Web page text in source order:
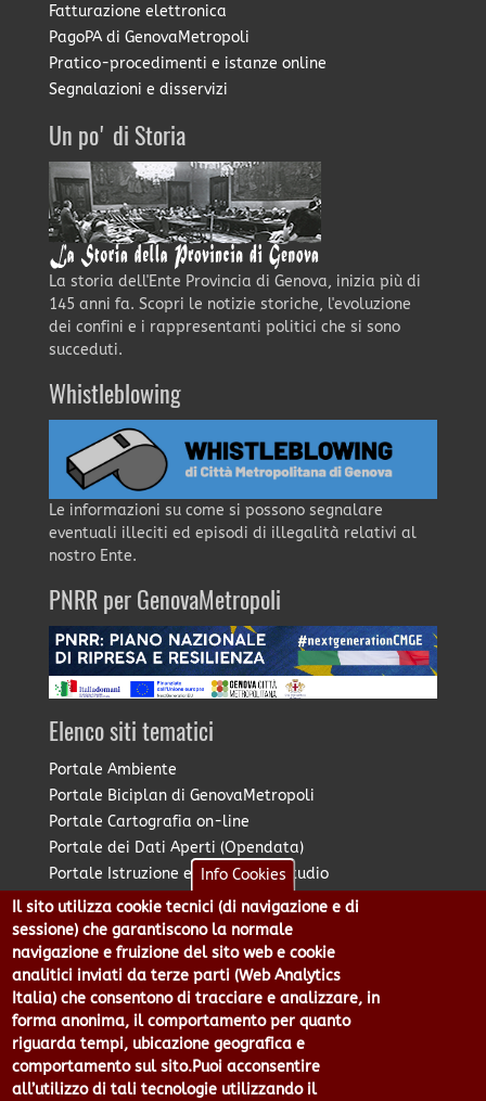
Fatturazione elettronica
PagoPA di GenovaMetropoli
Pratico-procedimenti e istanze online
Segnalazioni e disservizi
Un po' di Storia
La storia dell'Ente Provincia di Genova, inizia più di
145 anni fa. Scopri le notizie storiche, l'evoluzione
dei confini e i rappresentanti politici che si sono
succeduti.
Whistleblowing
Le informazioni su come si possono segnalare
eventuali illeciti ed episodi di illegalità relativi al
nostro Ente.
PNRR per GenovaMetropoli
Elenco siti tematici
Portale Ambiente
Portale Biciplan di GenovaMetropoli
Portale Cartografia on-line
Portale dei Dati Aperti (Opendata)
Portale Istruzione e Diritto allo Studio
Portale Marketing Territoriale
Portale Piano Strategico Metropolitano
Portale PUMS di GenovaMetropoli
Portale Stazione Unica Appaltante
Pratico: procedimenti e istanze online
Città Metropolitana di Genova - Piazzale Mazzini 2 -16122 -
Info Cookies
Il sito utilizza cookie tecnici (di navigazione e di
sessione) che garantiscono la normale
navigazione e fruizione del sito web e cookie
analitici inviati da terze parti (Web Analytics
Italia) che consentono di tracciare e analizzare, in
forma anonima, il comportamento per quanto
riguarda tempi, ubicazione geografica e
comportamento sul sito.Puoi acconsentire
all’utilizzo di tali tecnologie utilizzando il